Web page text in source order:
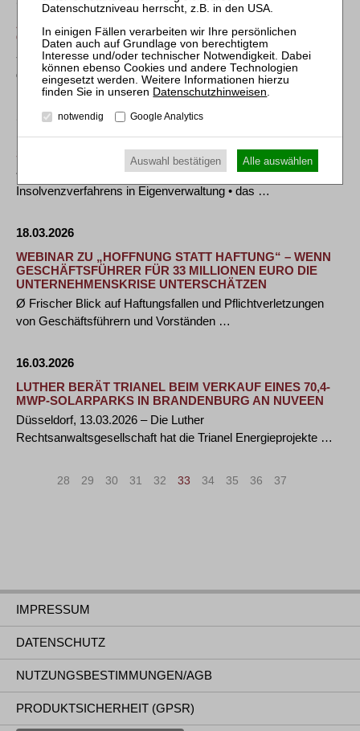
GMBH STELLT INSOLVENZANTRAG
- Geschäftsbetrieb läuft weiter - Suche nach einem Investor
durch Investorenprozess - - Ziel ist …
18.03.2026
RODAM GMBH, SCHÖPPINGEN, LEITET
SANIERUNGSVERFAHREN EIN
• die Rodam GmbH stellt Antrag auf Eröffnung eines
Insolvenzverfahrens in Eigenverwaltung • das …
18.03.2026
WEBINAR ZU „HOFFNUNG STATT HAFTUNG“ – WENN
GESCHÄFTSFÜHRER FÜR 33 MILLIONEN EURO DIE
UNTERNEHMENSKRISE UNTERSCHÄTZEN
Ø Frischer Blick auf Haftungsfallen und Pflichtverletzungen
von Geschäftsführern und Vorständen …
16.03.2026
LUTHER BERÄT TRIANEL BEIM VERKAUF EINES 70,4-
MWP-SOLARPARKS IN BRANDENBURG AN NUVEEN
Düsseldorf, 13.03.2026 – Die Luther
Rechtsanwaltsgesellschaft hat die Trianel Energieprojekte …
28 29 30 31 32 33 34 35 36 37
IMPRESSUM
DATENSCHUTZ
NUTZUNGSBESTIMMUNGEN/AGB
PRODUKTSICHERHEIT (GPSR)
Datenschutzhinweisen
notwendig Google Analytics
Auswahl bestätigen Alle auswählen